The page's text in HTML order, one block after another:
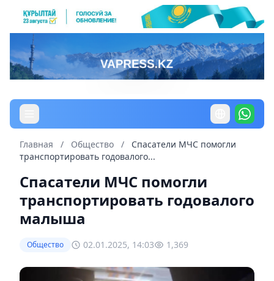
Главная / Общество /
Спасатели МЧС помогли
транспортировать годовалого...
Спасатели МЧС помогли
транспортировать годовалого
малыша
Общество 02.01.2025, 14:03 1,369